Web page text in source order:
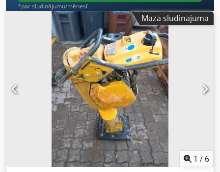
*par sludinājumu/mēnesī
Mazā sludinājuma
1 / 6